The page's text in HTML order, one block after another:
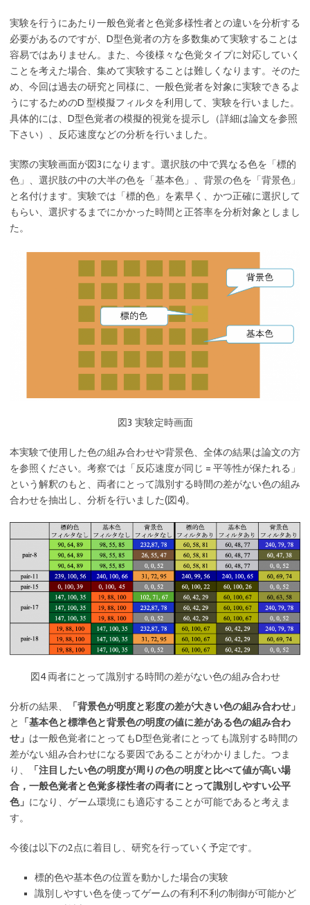
実験を行うにあたり一般色覚者と色覚多様性者との違いを分析する
必要があるのですが、D型色覚者の方を多数集めて実験することは
容易ではありません。また、今後様々な色覚タイプに対応していく
ことを考えた場合、集めて実験することは難しくなります。そのた
め、今回は過去の研究と同様に、一般色覚者を対象に実験できるよ
うにするためのD 型模擬フィルタを利用して、実験を行いました。
具体的には、D型色覚者の模擬的視覚を提示し（詳細は論文を参照
下さい）、反応速度などの分析を行いました。
実際の実験画面が図3になります。選択肢の中で異なる色を「標的
色」、選択肢の中の大半の色を「基本色」、背景の色を「背景色」
と名付けます。実験では「標的色」を素早く、かつ正確に選択して
もらい、選択するまでにかかった時間と正答率を分析対象としまし
た。
図3 実験定時画面
本実験で使用した色の組み合わせや背景色、全体の結果は論文の方
を参照ください。考察では「反応速度が同じ = 平等性が保たれる」
という解釈のもと、両者にとって識別する時間の差がない色の組み
合わせを抽出し、分析を行いました(図4)。
図4 両者にとって識別する時間の差がない色の組み合わせ
分析の結果、
「背景色が明度と彩度の差が大きい色の組み合わせ」
と
「基本色と標準色と背景色の明度の値に差がある色の組み合わ
せ」 は一般色覚者にとってもD型色覚者にとっても識別する時間の
差がない組み合わせになる要因であることがわかりました。つま
り、
「注目したい色の明度が周りの色の明度と比べて値が高い場
合， 一般色覚者と色覚多様性者の両者にとって識別しやすい公平
色」 になり、ゲーム環境にも適応することが可能であると考えま
す。
今後は以下の2点に着目し、研究を行っていく予定です。
標的色や基本色の位置を動かした場合の実験
識別しやすい色を使ってゲームの有利不利の制御が可能かど